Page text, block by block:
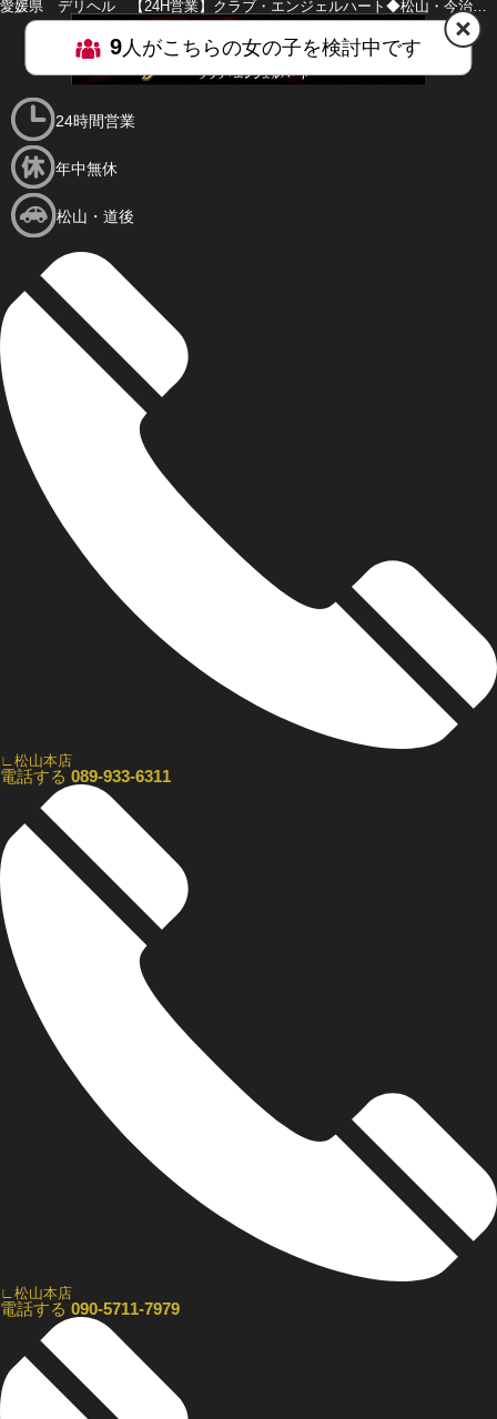
愛媛県 デリヘル 【24H営業】クラブ・エンジェルハート◆松山・今治・西条店◆
MENU
24時間営業
年中無休
松山・道後
∟松山本店
電話する 089-933-6311
∟松山本店
電話する 090-5711-7979
9人がこちらの女の子を検討中です